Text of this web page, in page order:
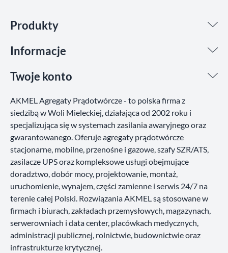
Produkty
Informacje
Twoje konto
AKMEL Agregaty Prądotwórcze - to polska firma z
siedzibą w Woli Mieleckiej, działająca od 2002 roku i
specjalizująca się w systemach zasilania awaryjnego oraz
gwarantowanego. Oferuje agregaty prądotwórcze
stacjonarne, mobilne, przenośne i gazowe, szafy SZR/ATS,
zasilacze UPS oraz kompleksowe usługi obejmujące
doradztwo, dobór mocy, projektowanie, montaż,
uruchomienie, wynajem, części zamienne i serwis 24/7 na
terenie całej Polski. Rozwiązania AKMEL są stosowane w
firmach i biurach, zakładach przemysłowych, magazynach,
serwerowniach i data center, placówkach medycznych,
administracji publicznej, rolnictwie, budownictwie oraz
infrastrukturze krytycznej.